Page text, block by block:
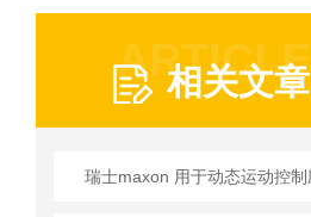
ARTICLE
相关文章